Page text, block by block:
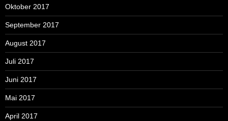
Oktober 2017
September 2017
August 2017
Juli 2017
Juni 2017
Mai 2017
April 2017